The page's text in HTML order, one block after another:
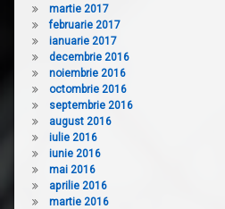
martie 2017
februarie 2017
ianuarie 2017
decembrie 2016
noiembrie 2016
octombrie 2016
septembrie 2016
august 2016
iulie 2016
iunie 2016
mai 2016
aprilie 2016
martie 2016